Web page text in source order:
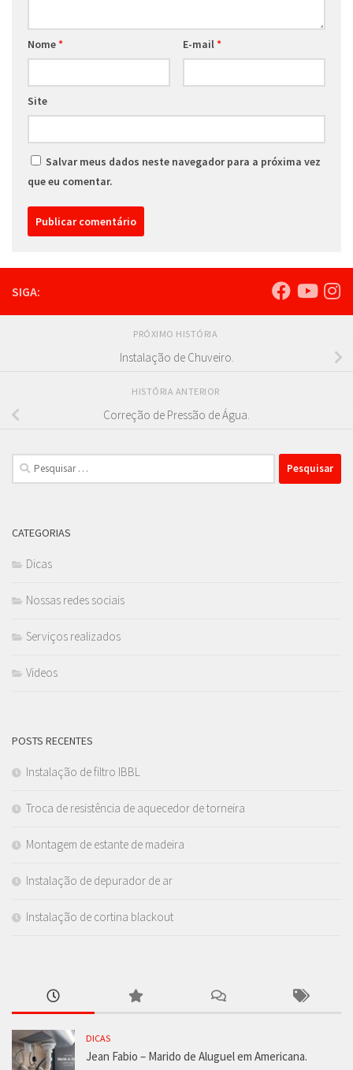
Nome* E-mail *
Site
Salvar meus dados neste navegador para a próxima vez
que eu comentar.
SIGA:
PRÓXIMO HISTÓRIA
Instalação de Chuveiro.
HISTÓRIA ANTERIOR
Correção de Pressão de Água.
Pesquisar
por:
CATEGORIAS
Dicas
Nossas redes sociais
Serviços realizados
Videos
POSTS RECENTES
Instalação de filtro IBBL
Troca de resistência de aquecedor de torneira
Montagem de estante de madeira
Instalação de depurador de ar
Instalação de cortina blackout
DICAS
Jean Fabio – Marido de Aluguel em Americana.